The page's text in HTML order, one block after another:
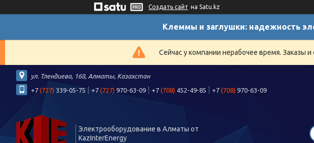
Создать сайт на Satu.kz
Клеммы и заглушки: надежность
Сейчас у компании нерабочее время. Заказы
ул. Тлендиева, 168, Алматы, Казахстан
+7 (727) 339-05-75 +7 (727) 970-63-09 +7 (708) 452-49-85 +7 (708) 970-63-09
Электрооборудование в Алматы от
KazInterEnergy